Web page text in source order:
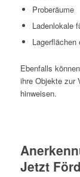
Proberäume
Ladenlokale
Lagerflächen
Ebenfalls
ihre Objekte zur
hinweisen.
Jetzt